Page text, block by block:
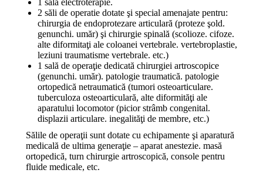
1 sală electroterapie.
2 săli de operatie dotate şi special amenajate pentru:
chirurgia de endoprotezare articulară (proteze şold.
genunchi. umăr) şi chirurgie spinală (scolioze. cifoze.
alte diformitaţi ale coloanei vertebrale. vertebroplastie,
leziuni traumatisme vertebrale. etc.)
1 sală de operaţie dedicată chirurgiei artroscopice
(genunchi. umăr). patologie traumatică. patologie
ortopedică netraumatică (tumori osteoarticulare.
tuberculoza osteoarticulară, alte diformităţi ale
aparatului locomotor (picior strâmb congenital.
displazii articulare. inegalităţi de membre, etc.)
Sălile de operaţii sunt dotate cu echipamente şi aparatură
medicală de ultima generaţie – aparat anestezie. masă
ortopedică, turn chirurgie artroscopică, console pentru
fluide medicale, etc.